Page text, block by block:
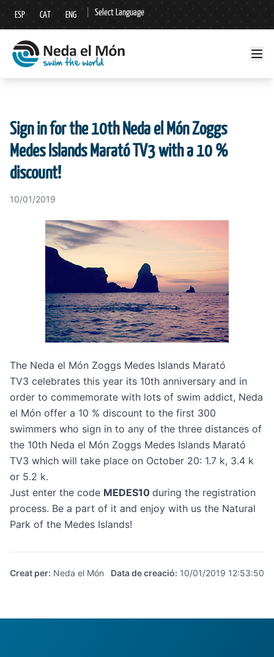
ESP CAT ENG Select Language
▼
Sign in for the 10th Neda el Món Zoggs
Medes Islands Marató TV3 with a 10 %
discount!
10/01/2019
The Neda el Món Zoggs Medes Islands Marató
TV3 celebrates this year its 10th anniversary and in
order to commemorate with lots of swim addict, Neda
el Món offer a 10 % discount to the first 300
swimmers who sign in to any of the three distances of
the 10th Neda el Món Zoggs Medes Islands Marató
TV3 which will take place on October 20: 1.7 k, 3.4 k
or 5.2 k.
Just enter the code MEDES10 during the registration
process. Be a part of it and enjoy with us the Natural
Park of the Medes Islands!
Creat per: Neda el Món Data de creació: 10/01/2019 12:53:50